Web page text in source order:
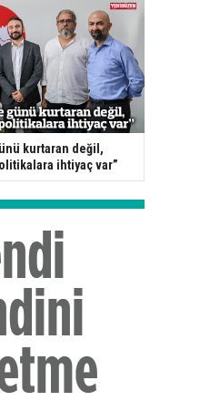
kurtaran değil,
ihtiyaç var”